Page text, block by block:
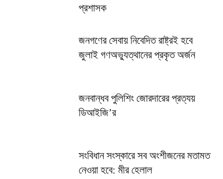
প্রশাসক
জনগণের সেবায় নিবেদিত রাষ্ট্রই হবে
জুলাই গণঅভ্যুত্থানের প্রকৃত অর্জন
জনবান্ধব পুলিশিং জোরদারের প্রত্যয়
ডিআইজি’র
সংবিধান সংস্কারে সব অংশীজনের মতামত
নেওয়া হবে: মীর হেলাল